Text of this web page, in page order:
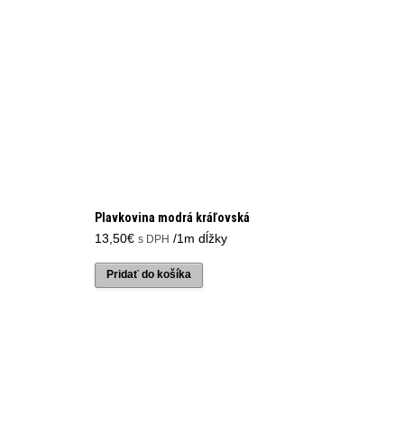
Plavkovina modrá kráľovská
13,50€ s DPH /1m dĺžky
Pridať do košíka